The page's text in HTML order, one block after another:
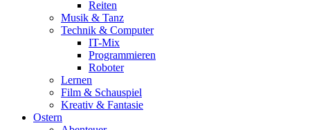
Reiten
Musik & Tanz
Technik & Computer
IT-Mix
Programmieren
Roboter
Lernen
Film & Schauspiel
Kreativ & Fantasie
Ostern